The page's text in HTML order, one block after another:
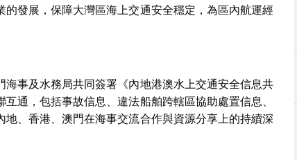
發展，保障大灣區海上交通安全穩定，為區內航運經
事及水務局共同簽署《內地港澳水上交通安全信息共
通，包括事故信息、違法船舶跨轄區協助處置信息、
、香港、澳門在海事交流合作與資源分享上的持續深